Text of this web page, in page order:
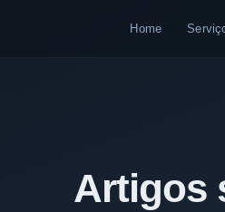
Home
Artigos